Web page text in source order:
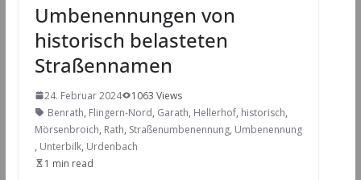
Umbenennungen von
historisch belasteten
Straßennamen
24. Februar 2024
1063 Views
Benrath, Flingern-Nord, Garath, Hellerhof, historisch,
Mörsenbroich, Rath, Straßenumbenennung, Umbenennung
, Unterbilk, Urdenbach
1 min read